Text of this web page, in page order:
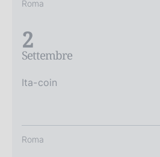
Roma
2
Settembre
Ita-coin
Roma